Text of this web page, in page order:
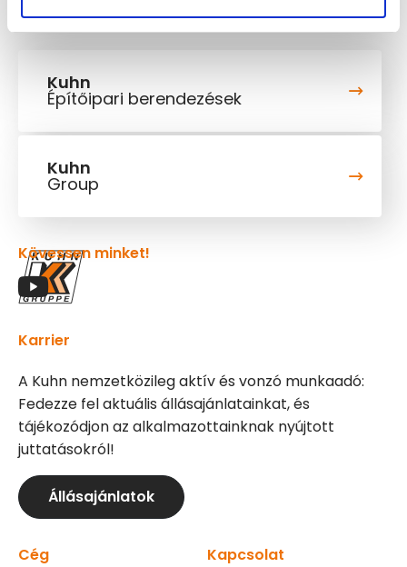
Kuhn
Építőipari berendezések
Kuhn
Group
Karrier
A Kuhn nemzetközileg aktív és vonzó munkaadó:
Fedezze fel aktuális állásajánlatainkat, és
tájékozódjon az alkalmazottainknak nyújtott
juttatásokról!
Állásajánlatok
Cég Kapcsolat
Kövessen minket!